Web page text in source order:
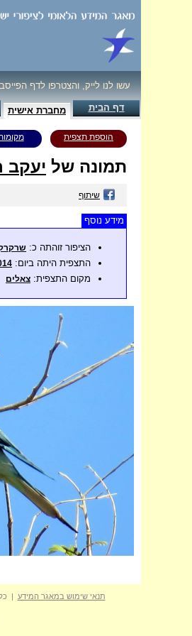
עשו לנו לייק, והצטרפו לדף
דף הבית מחברת אישית
הוספת תצפית
תמונה של יעקב
שיתוף
מידע נוסף
הציפור זוהתה כ:
התצפית היתה ביום:
מקום התצפית: צאלים
תנאי שימוש במאגר המידע | כל